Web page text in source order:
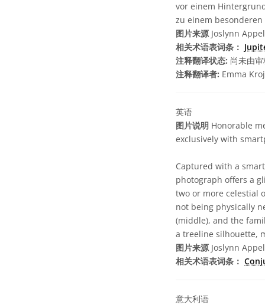
vor einem
zu einem besonderen
图片来源Joslynn
相关术语表词条：
注释翻译状态: 尚未由
注释翻译者: Emma
英语
图片说明 Honorable
exclusively with
Captured with a
photograph offers a
two or more celestial
not being physically
(middle), and the
a treeline silhouette,
图片来源Joslynn
相关术语表词条：
意大利语